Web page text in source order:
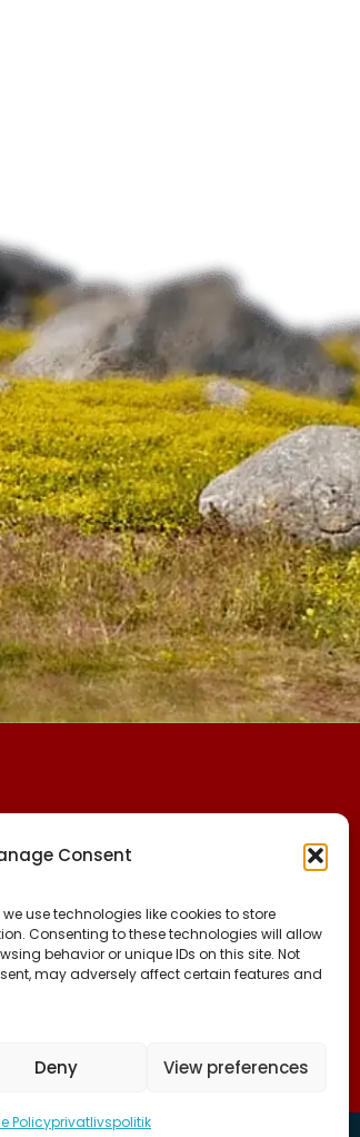
Consent
use technologies like cookies to store
Consenting to these technologies will allow
behavior or unique IDs on this site. Not
may adversely affect certain features and
Deny View preferences
Policyprivatlivspolitik
FACEBOOK
INSTAGRAM
TIKTOK